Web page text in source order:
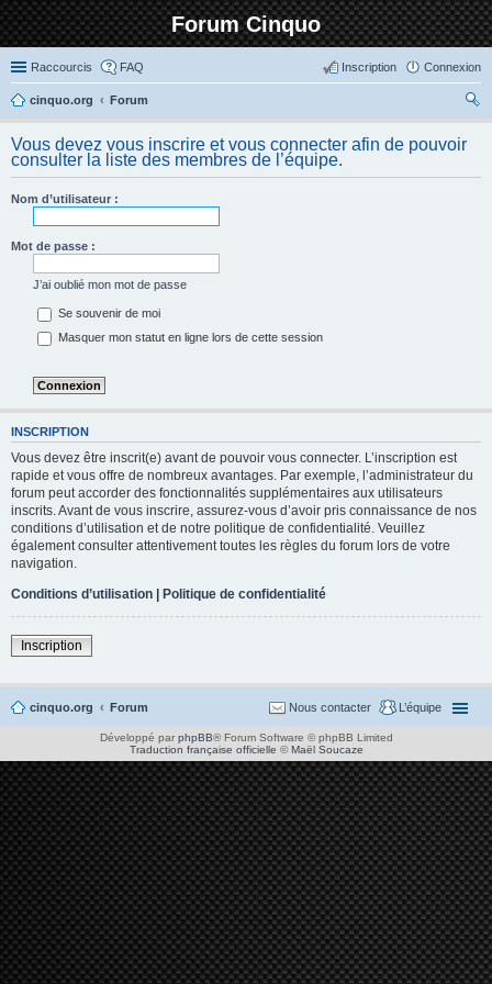
Forum Cinquo
Raccourcis FAQ Connexion
Inscription
cinquo.org
Forum
her
ch
Vous devez vous inscrire et vous connecter afin de pouvoir
consulter la liste des membres de l’équipe.
Nom d’utilisateur :
Mot de passe :
J’ai oublié mon mot de passe
Se souvenir de moi
Masquer mon statut en ligne lors de cette session
INSCRIPTION
Vous devez être inscrit(e) avant de pouvoir vous connecter. L’inscription est
rapide et vous offre de nombreux avantages. Par exemple, l’administrateur du
forum peut accorder des fonctionnalités supplémentaires aux utilisateurs
inscrits. Avant de vous inscrire, assurez-vous d’avoir pris connaissance de nos
conditions d’utilisation et de notre politique de confidentialité. Veuillez
également consulter attentivement toutes les règles du forum lors de votre
navigation.
Conditions d’utilisation | Politique de confidentialité
Inscription
cinquo.org Forum L’équipe
Nous contacter
Développé par phpBB® Forum Software © phpBB Limited
Traduction française officielle ©Maël Soucaze